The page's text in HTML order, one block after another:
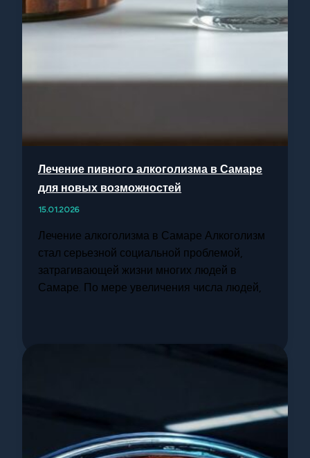
Лечение пивного алкоголизма в Самаре
для новых возможностей
15.01.2026
Лечение алкоголизма в Самаре Алкоголизм
стал серьезной социальной проблемой,
затрагивающей жизни многих людей в
Самаре. По мере увеличения числа людей,